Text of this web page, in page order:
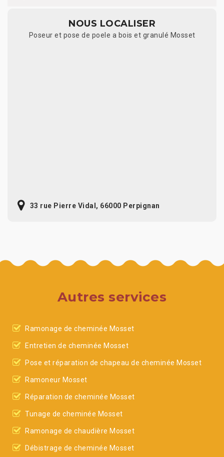
NOUS LOCALISER
Poseur et pose de poele a bois et granulé Mosset
33 rue Pierre Vidal, 66000 Perpignan
Autres services
Ramonage de cheminée Mosset
Entretien de cheminée Mosset
Pose et réparation de chapeau de cheminée Mosset
Ramoneur Mosset
Réparation de cheminée Mosset
Tunage de cheminée Mosset
Ramonage de chaudière Mosset
Débistrage de cheminée Mosset